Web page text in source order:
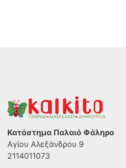
Κατάστημα Παλαιό Φάληρο
Αγίου Αλεξάνδρου 9
2114011073